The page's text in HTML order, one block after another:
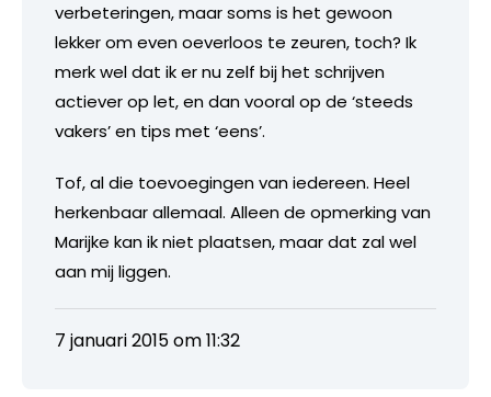
verbeteringen, maar soms is het gewoon
lekker om even oeverloos te zeuren, toch? Ik
merk wel dat ik er nu zelf bij het schrijven
actiever op let, en dan vooral op de ‘steeds
vakers’ en tips met ‘eens’.
Tof, al die toevoegingen van iedereen. Heel
herkenbaar allemaal. Alleen de opmerking van
Marijke kan ik niet plaatsen, maar dat zal wel
aan mij liggen.
7 januari 2015 om 11:32